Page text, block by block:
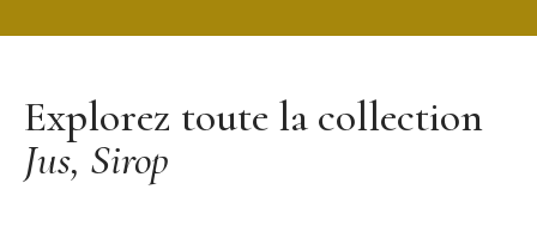
Explorez toute la collection
Jus, Sirop